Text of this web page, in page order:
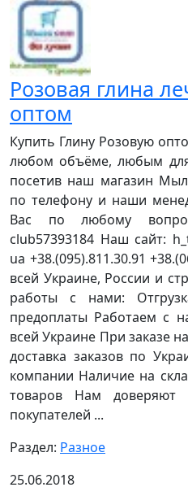
Розовая глина
оптом
Купить Глину Розовую
любом объёме, любым
посетив наш магазин
по телефону и наши
Вас по любому
club57393184 Наш сайт:
ua +38.(095).811.30.91
всей Украине, России и
работы с нами:
предоплаты Работаем с
всей Украине При заказе
доставка заказов по
компании Наличие на
товаров Нам
покупателей ...
Раздел: Разное
25.06.2018